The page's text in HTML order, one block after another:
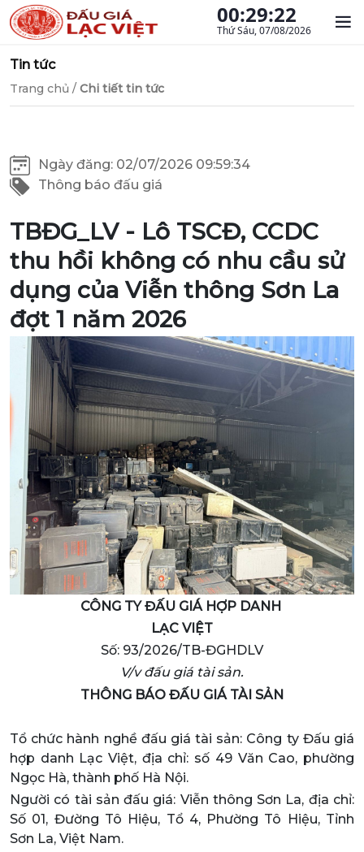
00:29:23
Thứ Sáu, 07/08/2026
Tin tức
Trang chủ / Chi tiết tin tức
Ngày đăng: 02/07/2026 09:59:34
Thông báo đấu giá
TBĐG_LV - Lô TSCĐ, CCDC
thu hồi không có nhu cầu sử
dụng của Viễn thông Sơn La
đợt 1 năm 2026
CÔNG TY ĐẤU GIÁ HỢP DANH
LẠC VIỆT
Số: 93/2026/TB-ĐGHDLV
V/v đấu giá tài sản.
THÔNG BÁO ĐẤU GIÁ TÀI SẢN
Tổ chức hành nghề đấu giá tài sản: Công ty Đấu giá
hợp danh Lạc Việt, địa chỉ: số 49 Văn Cao, phường
Ngọc Hà, thành phố Hà Nội.
Người có tài sản đấu giá: Viễn thông Sơn La, địa chỉ:
Số 01, Đường Tô Hiệu, Tổ 4, Phường Tô Hiệu, Tỉnh
Sơn La, Việt Nam.